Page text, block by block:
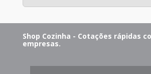
Shop Cozinha - Cotações rápidas
empresas.